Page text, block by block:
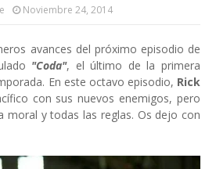
Noviembre 24, 2014
avances del próximo episodio de
"Coda", el último de la primera
En este octavo episodio, Rick
con sus nuevos enemigos, pero
moral y todas las reglas. Os dejo con